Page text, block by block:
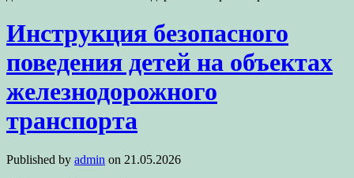
Инструкция безопасного
поведения детей на объектах
железнодорожного
транспорта
Published by admin on 21.05.2026